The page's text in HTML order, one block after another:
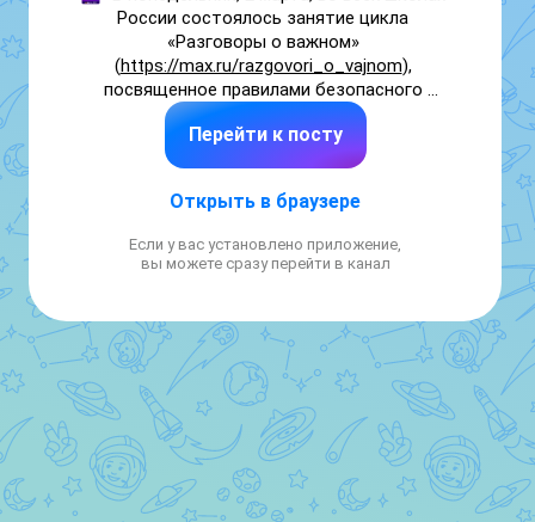
России состоялось занятие цикла
«Разговоры о важном»
(https://max.ru/razgovori_o_vajnom),
посвященное правилами безопасного
поведения в Интернете. Материалы к
занятию были разработаны совместно с
экспертами УБК МВД России
Регионы» и психологами Московского
педагогического университета
Школьники с 1 по 11 класс и учащиеся СПО
познакомились с важнейшими правилами
безопасного поведения в Интернете. Что
нужно помнить каждому, чтобы общение в
Сети было безопасным — рассказали в
карточках.
Информацию обо всех новых схемах
Перейти к посту
Открыть в браузере
Если у вас установлено приложение,
вы можете сразу перейти в канал